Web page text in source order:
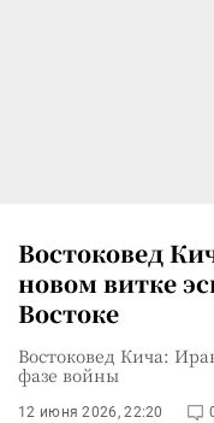
Востоковед
новом витке
Востоке
Востоковед Кича:
фазе войны
12 июня 2026, 22:20